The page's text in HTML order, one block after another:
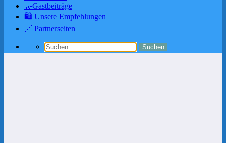
🤝Gastbeiträge
🛍️ Unsere Empfehlungen
🔗 Partnerseiten